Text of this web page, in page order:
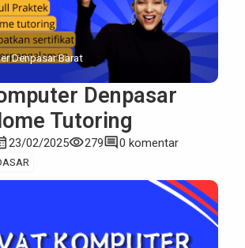
Denpasar Barat
Denpasar
Tutoring
23/02/2025visibility279comment0 komentar